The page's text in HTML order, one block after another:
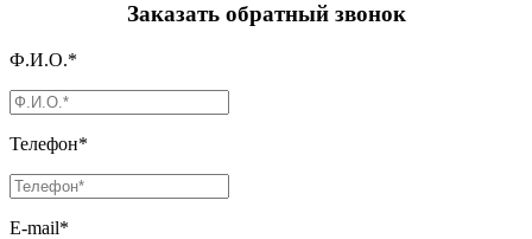
Заказать обратный звонок
Ф.И.О.*
Телефон*
E-mail*